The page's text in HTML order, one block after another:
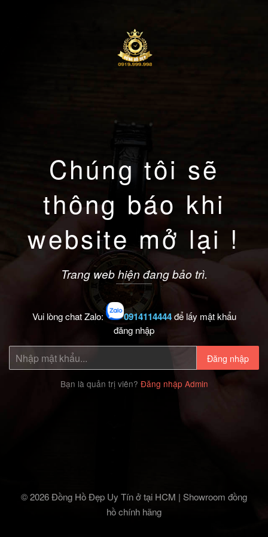
Chúng tôi sẽ
thông báo khi
website mở lại !
Trang web hiện đang bảo trì.
Vui lòng chat Zalo: 0914114444để lấy mật khẩu
đăng nhập
Đăng nhập
Bạn là quản trị viên? Đăng nhập Admin
© 2026 Đồng Hồ Đẹp Uy Tín ở tại HCM | Showroom đồng
hồ chính hãng‎